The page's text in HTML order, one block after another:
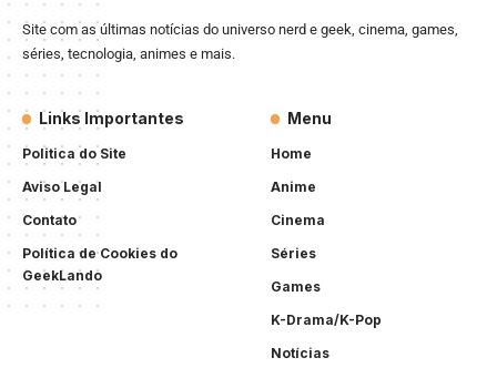
Site com as últimas notícias do universo nerd e geek, cinema, games,
séries, tecnologia, animes e mais.
Links Importantes
Politica do Site
Aviso Legal
Contato
Política de Cookies do
GeekLando
Menu
Home
Anime
Cinema
Séries
Games
K-Drama/K-Pop
Notícias